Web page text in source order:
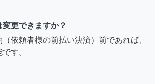
更できますか？
依頼者様の前払い決済）前であれば、
す。